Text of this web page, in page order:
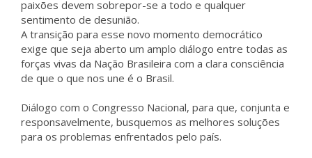
paixões devem sobrepor-se a todo e qualquer
sentimento de desunião.
A transição para esse novo momento democrático
exige que seja aberto um amplo diálogo entre todas as
forças vivas da Nação Brasileira com a clara consciência
de que o que nos une é o Brasil.
Diálogo com o Congresso Nacional, para que, conjunta e
responsavelmente, busquemos as melhores soluções
para os problemas enfrentados pelo país.